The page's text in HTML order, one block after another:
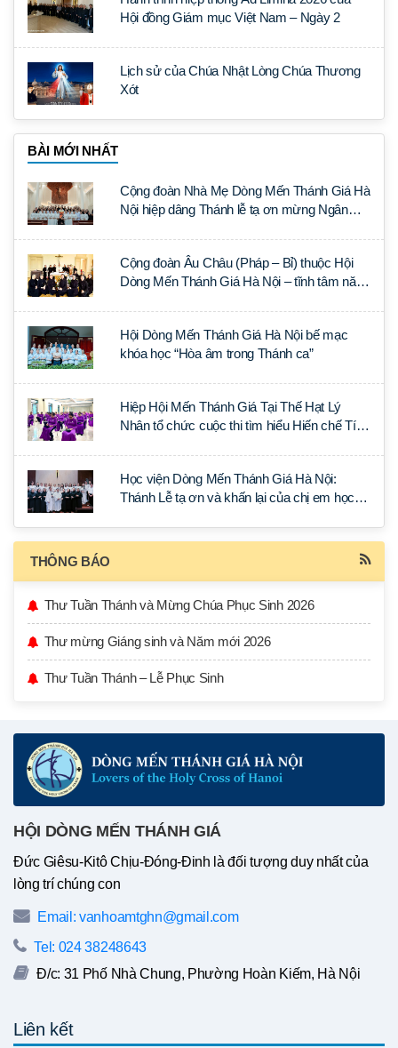
Hội đồng Giám mục Việt Nam – Ngày 2
Lịch sử của Chúa Nhật Lòng Chúa Thương
Xót
BÀI MỚI NHẤT
Cộng đoàn Nhà Mẹ Dòng Mến Thánh Giá Hà
Nội hiệp dâng Thánh lễ tạ ơn mừng Ngân
Cộng đoàn Âu Châu (Pháp – Bỉ) thuộc Hội
Dòng Mến Thánh Giá Hà Nội – tĩnh tâm năm
Hội Dòng Mến Thánh Giá Hà Nội bế mạc
khóa học “Hòa âm trong Thánh ca”
Hiệp Hội Mến Thánh Giá Tại Thế Hạt Lý
Nhân tổ chức cuộc thi tìm hiểu Hiến chế Tín
Học viện Dòng Mến Thánh Giá Hà Nội:
Thánh Lễ tạ ơn và khấn lại của chị em học
THÔNG BÁO
Thư Tuần Thánh và Mừng Chúa Phục Sinh 2026
Thư mừng Giáng sinh và Năm mới 2026
Thư Tuần Thánh – Lễ Phục Sinh
HỘI DÒNG MẾN THÁNH GIÁ
Đức Giêsu-Kitô Chịu-Đóng-Đinh là đối tượng duy nhất của
lòng trí chúng con
Email: vanhoamtghn@gmail.com
Tel: 024 38248643
Đ/c: 31 Phố Nhà Chung, Phường Hoàn Kiếm, Hà Nội
Liên kết